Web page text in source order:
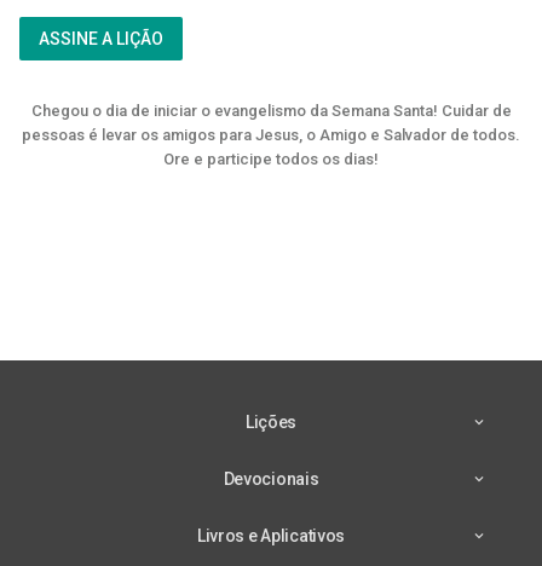
ASSINE A LIÇÃO
Chegou o dia de iniciar o evangelismo da Semana Santa! Cuidar de
pessoas é levar os amigos para Jesus, o Amigo e Salvador de todos.
Ore e participe todos os dias!
Lições
Devocionais
Livros e Aplicativos